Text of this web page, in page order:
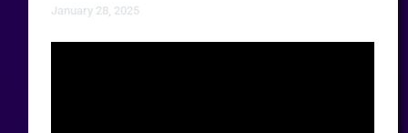
January 28, 2025